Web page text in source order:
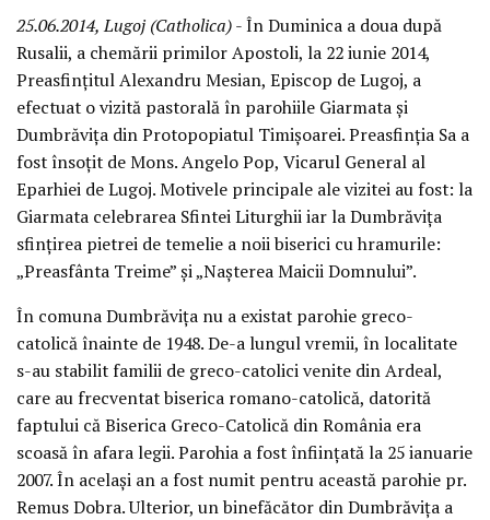
25.06.2014, Lugoj (Catholica)- În Duminica a doua după
Rusalii, a chemării primilor Apostoli, la 22 iunie 2014,
Preasfinţitul Alexandru Mesian, Episcop de Lugoj, a
efectuat o vizită pastorală în parohiile Giarmata şi
Dumbrăviţa din Protopopiatul Timişoarei. Preasfinţia Sa a
fost însoţit de Mons. Angelo Pop, Vicarul General al
Eparhiei de Lugoj. Motivele principale ale vizitei au fost: la
Giarmata celebrarea Sfintei Liturghii iar la Dumbrăviţa
sfinţirea pietrei de temelie a noii biserici cu hramurile:
„Preasfânta Treime” şi „Naşterea Maicii Domnului”.
În comuna Dumbrăviţa nu a existat parohie greco-
catolică înainte de 1948. De-a lungul vremii, în localitate
s-au stabilit familii de greco-catolici venite din Ardeal,
care au frecventat biserica romano-catolică, datorită
faptului că Biserica Greco-Catolică din România era
scoasă în afara legii. Parohia a fost înfiinţată la 25 ianuarie
2007. În acelaşi an a fost numit pentru această parohie pr.
Remus Dobra. Ulterior, un binefăcător din Dumbrăviţa a